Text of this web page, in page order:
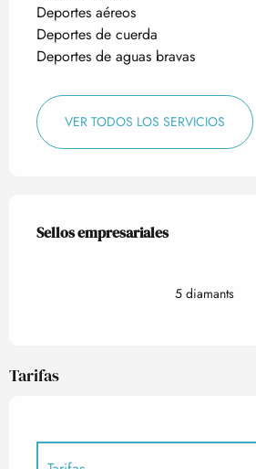
Deportes aéreos
Deportes de cuerda
Deportes de aguas bravas
VER TODOS LOS SERVICIOS
Oferta de
Sellos empresariales
Sellos empresariales
5 diamants
Tarifas